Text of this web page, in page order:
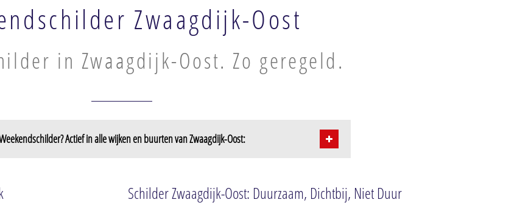
Zwaagdijk-Oost
in Zwaagdijk-Oost. Zo geregeld.
Actief in alle wijken en buurten van Zwaagdijk-Oost:
Schilder Zwaagdijk-Oost: Duurzaam, Dichtbij, Niet Duur